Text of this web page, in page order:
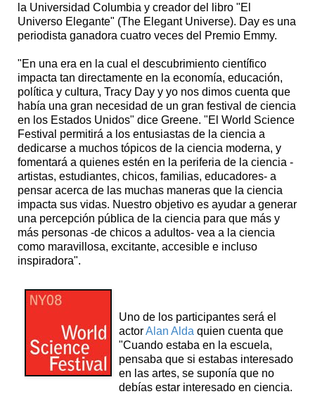
la Universidad Columbia y creador del libro "El
Universo Elegante" (The Elegant Universe). Day es una
periodista ganadora cuatro veces del Premio Emmy.
"En una era en la cual el descubrimiento científico
impacta tan directamente en la economía, educación,
política y cultura, Tracy Day y yo nos dimos cuenta que
había una gran necesidad de un gran festival de ciencia
en los Estados Unidos" dice Greene. "El World Science
Festival permitirá a los entusiastas de la ciencia a
dedicarse a muchos tópicos de la ciencia moderna, y
fomentará a quienes estén en la periferia de la ciencia -
artistas, estudiantes, chicos, familias, educadores- a
pensar acerca de las muchas maneras que la ciencia
impacta sus vidas. Nuestro objetivo es ayudar a generar
una percepción pública de la ciencia para que más y
más personas -de chicos a adultos- vea a la ciencia
como maravillosa, excitante, accesible e incluso
inspiradora".
Uno de los participantes será el
actorAlan Alda quien cuenta que
"Cuando estaba en la escuela,
pensaba que si estabas interesado
en las artes, se suponía que no
debías estar interesado en ciencia.